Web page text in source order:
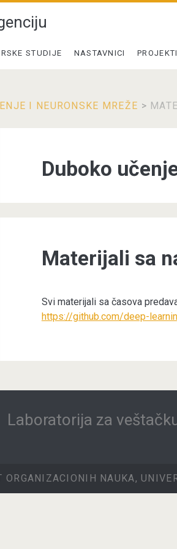
STUDIJE NASTAVNICI PROJEKTI
I NEURONSKE MREŽE >
Duboko
Materijali sa
Svi materijali sa časova
https://github.com/deep-
Laboratorija za
ORGANIZACIONIH NAUKA,